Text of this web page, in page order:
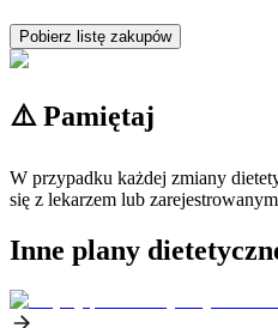
Pobierz listę zakupów
⚠️ Pamiętaj
W przypadku każdej zmiany
się z lekarzem lub
Inne plany